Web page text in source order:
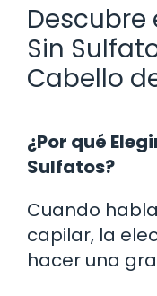
Descubre
Sin
Cabello
¿Por qué
Sulfatos?
Cuando
capilar, la
hacer una